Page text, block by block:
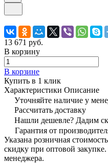
13 671 руб.
В корзину
В корзине
Купить в 1 клик
Характеристики Описание
Уточняйте наличие у
Рассчитать доставку
Нашли дешевле? Дадим
Гарантия от
Указана розничная
скидку при оптовой
менеджера.